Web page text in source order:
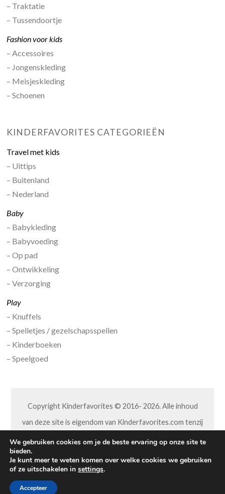
– Traktatie
– Tussendoortje
Fashion voor kids
– Accessoires
– Jongenskleding
– Meisjeskleding
– Schoenen
KINDERFAVORITES CATEGORIEËN
Travel met kids
– Uittips
– Buitenland
– Nederland
Baby
– Babykleding
– Babyvoeding
– Op pad
– Ontwikkeling
– Verzorging
Play
– Knuffels
– Spelletjes / gezelschapsspellen
– Kinderboeken
– Speelgoed
Copyright Kinderfavorites © 2016- 2026. Alle inhoud
van deze site is eigendom van Kinderfavorites.com tenzij
anders aangegeven. Niets van deze site mag op welke
wijze dan ook worden overgenomen of aangepast,
zonder hiervoor toestemming vooraf van ons te hebben
We gebruiken cookies om je de beste ervaring op onze site te
bieden.
Je kunt meer te weten komen over welke cookies we gebruiken
of ze uitschakelen in settings.
Accepteer